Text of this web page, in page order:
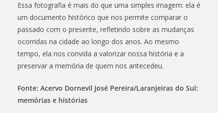
Essa fotografia é mais do que uma simples imagem: ela é
um documento histórico que nos permite comparar o
passado com o presente, refletindo sobre as mudanças
ocorridas na cidade ao longo dos anos. Ao mesmo
tempo, ela nos convida a valorizar nossa história e a
preservar a memória de quem nos antecedeu.
Fonte: Acervo Dornevil José Pereira/Laranjeiras do Sul:
memórias e histórias